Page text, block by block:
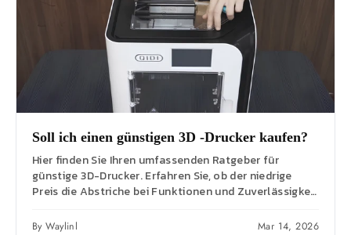
Soll ich einen günstigen 3D -Drucker kaufen?
Hier finden Sie Ihren umfassenden Ratgeber für
günstige 3D-Drucker. Erfahren Sie, ob der niedrige
Preis die Abstriche bei Funktionen und Zuverlässigkeit
By Waylinl Mar 14, 2026